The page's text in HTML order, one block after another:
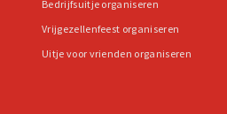
Bedrijfsuitje organiseren
Vrijgezellenfeest organiseren
Uitje voor vrienden organiseren